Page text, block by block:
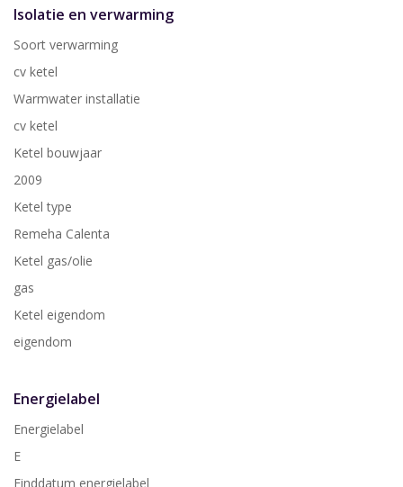
Isolatie en verwarming
Soort verwarming
cv ketel
Warmwater installatie
cv ketel
Ketel bouwjaar
2009
Ketel type
Remeha Calenta
Ketel gas/olie
gas
Ketel eigendom
eigendom
Energielabel
Energielabel
E
Einddatum energielabel